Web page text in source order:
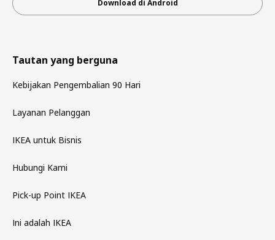
Download di Android
Tautan yang berguna
Kebijakan Pengembalian 90 Hari
Layanan Pelanggan
IKEA untuk Bisnis
Hubungi Kami
Pick-up Point IKEA
Ini adalah IKEA